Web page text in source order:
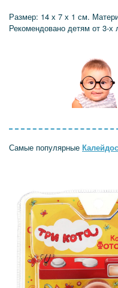
Размер: 14 х 7 х 1 см.
Рекомендовано детям от 3-х
Самые популярные